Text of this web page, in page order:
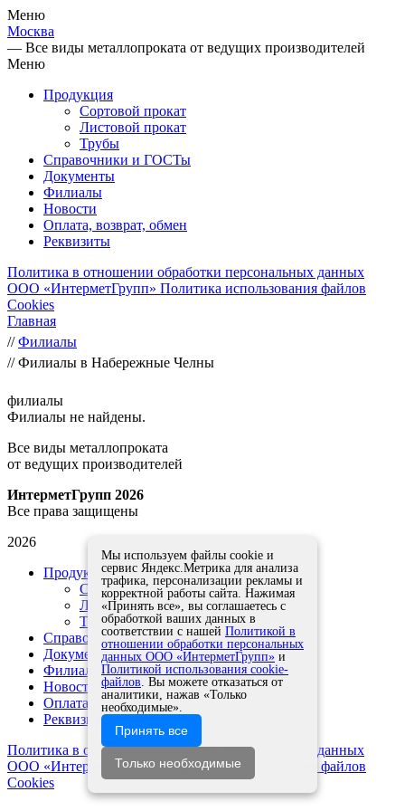
Меню
Москва
— Все виды металлопроката от ведущих производителей
Меню
Продукция
Сортовой прокат
Листовой прокат
Трубы
Справочники и ГОСТы
Документы
Филиалы
Новости
Оплата, возврат, обмен
Реквизиты
Политика в отношении обработки персональных данных
ООО «ИнтерметГрупп» Политика использования файлов
Cookies
Главная
// Филиалы
// Филиалы в Набережные Челны
филиалы
Филиалы не найдены.
Все виды металлопроката
от ведущих производителей
ИнтерметГрупп 2026
Все права защищены
2026
Продукция
Сортовой прокат
Листовой прокат
Трубы
Справочники и ГОСТы
Документы
Филиалы
Новости
Оплата, возврат, обмен
Реквизиты
Политика в отношении обработки персональных данных
ООО «ИнтерметГрупп» Политика использования файлов
Cookies
Мы используем файлы cookie и
сервис Яндекс.Метрика для анализа
трафика, персонализации рекламы и
корректной работы сайта. Нажимая
«Принять все», вы соглашаетесь с
обработкой ваших данных в
соответствии с нашей Политикой в
отношении обработки персональных
данных ООО «ИнтерметГрупп» и
Политикой использования cookie-
файлов. Вы можете отказаться от
аналитики, нажав «Только
необходимые».
Принять все
Только необходимые